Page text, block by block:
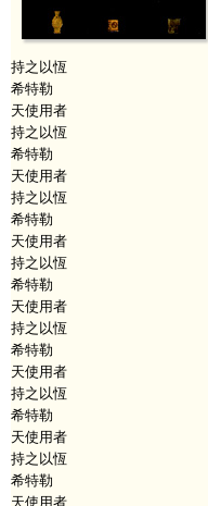
持之以恆
希特勒
天使用者
持之以恆
希特勒
天使用者
持之以恆
希特勒
天使用者
持之以恆
希特勒
天使用者
持之以恆
希特勒
天使用者
持之以恆
希特勒
天使用者
持之以恆
希特勒
天使用者